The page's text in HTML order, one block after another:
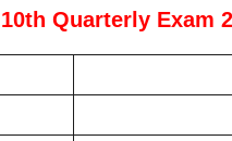
Quarterly Exam